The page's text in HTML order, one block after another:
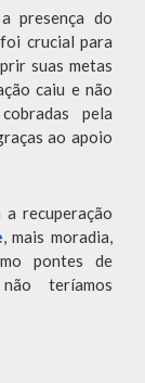
presença do
crucial para
suas metas
caiu e não
pela
ao apoio
recuperação
, mais moradia,
pontes de
teríamos